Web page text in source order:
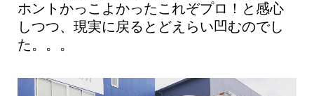
ホントかっこよかった️これぞプロ！と感心
しつつ、現実に戻るとどえらい凹むのでし
た。。。